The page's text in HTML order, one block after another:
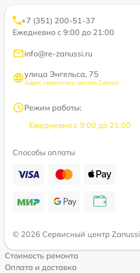
+7 (351) 200-51-37
Ежедневно с 9:00 до 21:00
info@re-zanussi.ru
улица Энгельса, 75
Адрес сервисного центра Zanussi
Режим работы:
Ежедневно с 9:00 до 21:00
Способы оплаты
© 2026 Сервисный центр Zanussi
Стоимость ремонта
Оплата и доставка